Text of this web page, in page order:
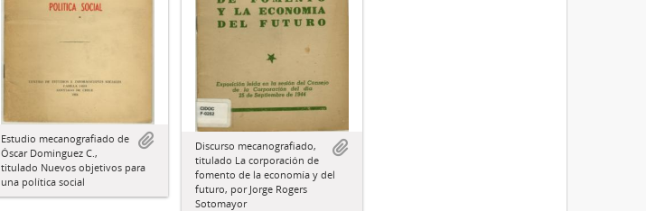
Estudio mecanografiado de
Óscar Dominguez C.,
titulado Nuevos objetivos para
una política social
Discurso mecanografiado,
titulado La corporación de
fomento de la economía y del
futuro, por Jorge Rogers
Sotomayor